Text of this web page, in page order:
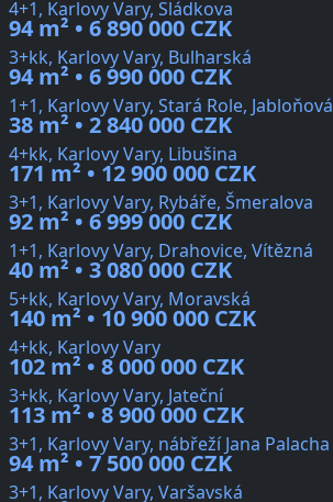
4+1, Karlovy Vary, Sládkova
94 m² • 6 890 000 CZK
3+kk, Karlovy Vary, Bulharská
94 m² • 6 990 000 CZK
1+1, Karlovy Vary, Stará Role, Jabloňová
38 m² • 2 840 000 CZK
4+kk, Karlovy Vary, Libušina
171 m² • 12 900 000 CZK
3+1, Karlovy Vary, Rybáře, Šmeralova
92 m² • 6 999 000 CZK
1+1, Karlovy Vary, Drahovice, Vítězná
40 m² • 3 080 000 CZK
5+kk, Karlovy Vary, Moravská
140 m² • 10 900 000 CZK
4+kk, Karlovy Vary
102 m² • 8 000 000 CZK
3+kk, Karlovy Vary, Jateční
113 m² • 8 900 000 CZK
3+1, Karlovy Vary, nábřeží Jana Palacha
94 m² • 7 500 000 CZK
3+1, Karlovy Vary, Varšavská